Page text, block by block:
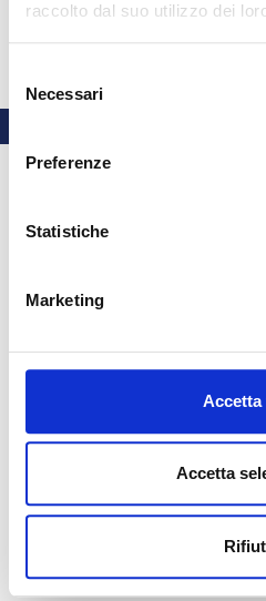
raccolto dal suo utilizzo dei
delNecessari
Preferenze
Statistiche
Marketing
Accetta
Viale Europa - Localitá Germaneto